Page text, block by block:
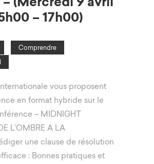
– 17h00)
Comprendre
vous proposent
en format hybride sur le
– MIDNIGHT
L’OMBRE A LA
une clause de résolution
: Bonnes pratiques et